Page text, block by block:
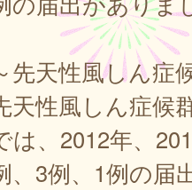
先天性風しん症
天性風しん症候
は、2012年、
、3例、1例の届